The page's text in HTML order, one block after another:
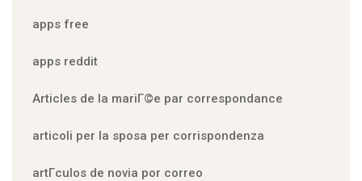
apps free
apps reddit
Articles de la mariГ©e par correspondance
articoli per la sposa per corrispondenza
artГ­culos de novia por correo